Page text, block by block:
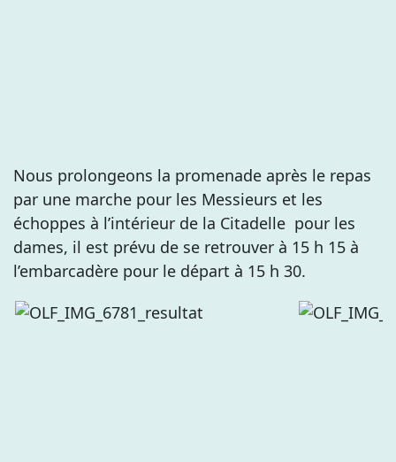
Nous prolongeons la promenade après le repas
par une marche pour les Messieurs et les
échoppes à l’intérieur de la Citadelle pour les
dames, il est prévu de se retrouver à 15 h 15 à
l’embarcadère pour le départ à 15 h 30.